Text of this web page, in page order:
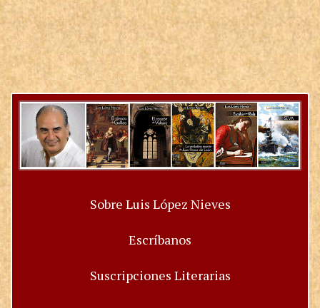
Sobre Luis López Nieves
Escríbanos
Suscripciones Literarias